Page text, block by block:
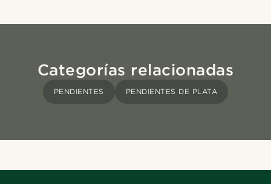
Categorías relacionadas
PENDIENTES PENDIENTES DE PLATA